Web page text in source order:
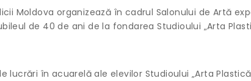
Moldova organizează în cadrul Salonului de Artă
de 40 de ani de la fondarea Studioului „Arta
lucrări în acuarelă ale elevilor Studioului „Arta